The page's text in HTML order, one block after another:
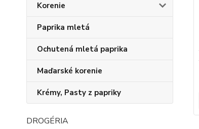
Korenie
Paprika mletá
Ochutená mletá paprika
Maďarské korenie
Krémy, Pasty z papriky
DROGÉRIA